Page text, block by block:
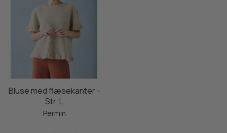
Bluse med flæsekanter -
Str. L
Permin